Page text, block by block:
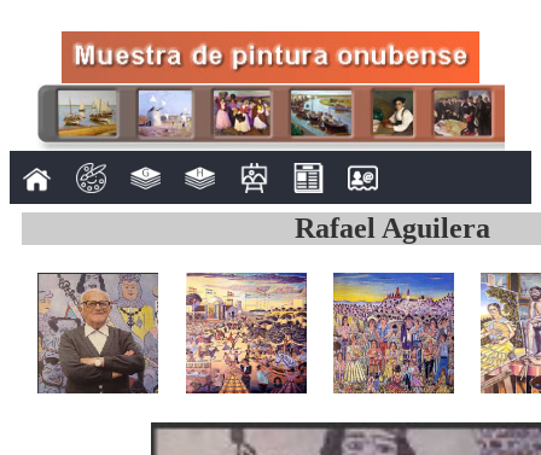
Rafael Aguilera